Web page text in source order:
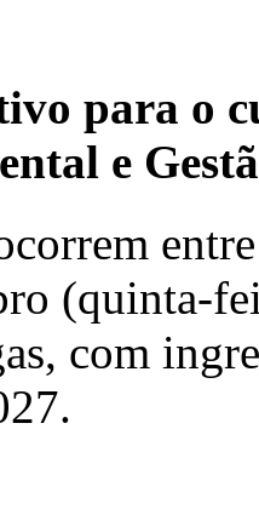
para o
e
(quinta-
com